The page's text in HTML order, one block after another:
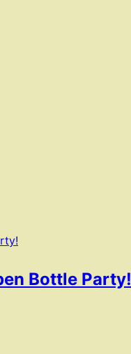
Bottle Party!